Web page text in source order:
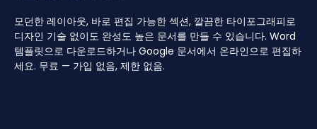
모던한 레이아웃, 바로 편집 가능한 섹션, 깔끔한 타이포그래피로
디자인 기술 없이도 완성도 높은 문서를 만들 수 있습니다. Word
템플릿으로 다운로드하거나 Google 문서에서 온라인으로 편집하
세요. 무료 — 가입 없음, 제한 없음.